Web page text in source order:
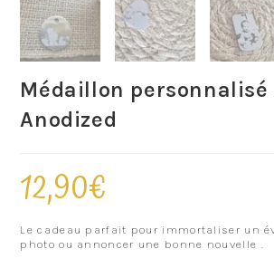
Médaillon personnalisé
Anodized
12,90€
Le cadeau parfait pour immortaliser un
photo ou annoncer une bonne nouvelle .